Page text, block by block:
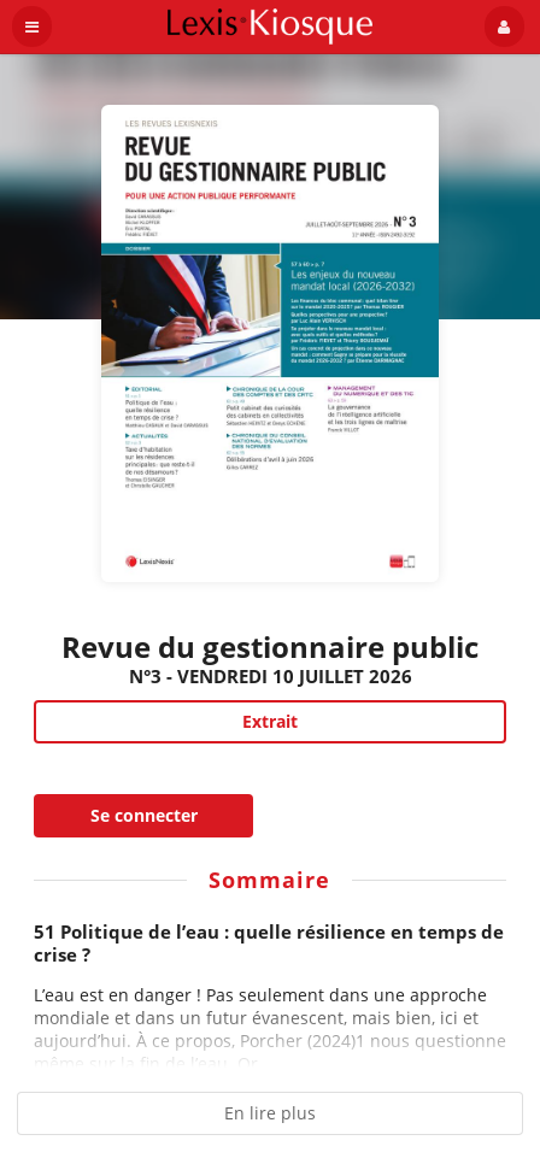
Revue du gestionnaire public
N°3 - VENDREDI 10 JUILLET 2026
Extrait
Se connecter
Sommaire
51 Politique de l’eau : quelle résilience en temps de
crise ?
L’eau est en danger ! Pas seulement dans une approche
mondiale et dans un futur évanescent, mais bien, ici et
aujourd’hui. À ce propos, Porcher (2024)1 nous questionne
même sur la fin de l’eau. Or,...
En lire plus